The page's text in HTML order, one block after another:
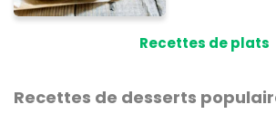
Recettes de plats
Recettes de desserts